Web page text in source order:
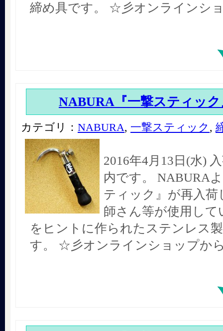
締め具です。 ☆彡オンラインシ
NABURA『一撃スティック
カテゴリ： NABURA, 一撃スティック ,
2016年4月13日(水)
内です。 NABURA
ティック』が再入荷
師さん等が使用して
をヒントに作られたステンレス
す。 ☆彡オンラインショップか